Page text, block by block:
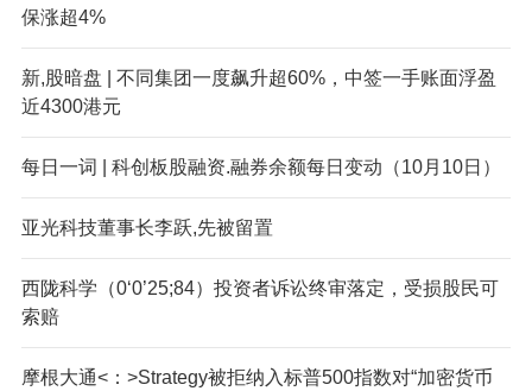
保涨超4%
新,股暗盘 | 不同集团一度飙升超60%，中签一手账面浮盈
近4300港元
每日一词 | 科创板股融资.融券余额每日变动（10月10日）
亚光科技董事长李跃,先被留置
西陇科学（0‘0’25;84）投资者诉讼终审落定，受损股民可
索赔
摩根大通<：>Strategy被拒纳入标普500指数对“加密货币